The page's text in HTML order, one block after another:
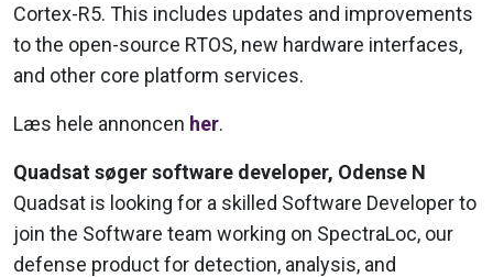
Cortex-R5. This includes updates and improvements
to the open-source RTOS, new hardware interfaces,
and other core platform services.
Læs hele annoncen her.
Quadsat søger software developer, Odense N
Quadsat is looking for a skilled Software Developer to
join the Software team working on SpectraLoc, our
defense product for detection, analysis, and